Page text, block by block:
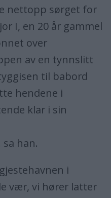
nettopp sørget for
I, en 20 år gammel
over
av en tynnslitt
til babord
hendene i
klar i sin
han.
i
vær, vi hører latter